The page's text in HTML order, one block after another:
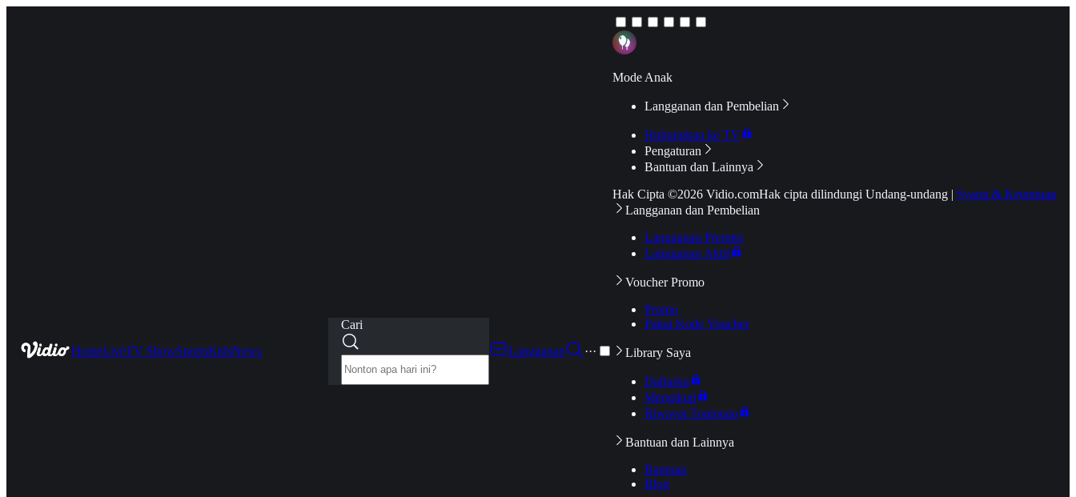
HomeLiveTV ShowSportsKidsNews
Cari
Langganan
···
Mode Anak
Langganan dan Pembelian
Hubungkan ke TV
Pengaturan
Bantuan dan Lainnya
Hak Cipta ©2026 Vidio.comHak cipta dilindungi Undang-undang | Syarat & Ketentuan
Langganan dan Pembelian
Langganan Premier
Langganan Aktif
Voucher Promo
Promo
Pakai Kode Voucher
Library Saya
Daftarku
Mengikuti
Riwayat Tontonan
Bantuan dan Lainnya
Bantuan
Blog